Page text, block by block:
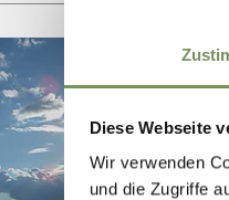
Diese Webseite
Wir verwenden
und die Zugriffe